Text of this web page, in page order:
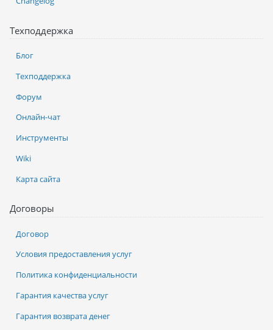
Техподдержка
Блог
Техподдержка
Форум
Онлайн-чат
Инструменты
Wiki
Карта сайта
Договоры
Договор
Условия предоставления услуг
Политика конфиденциальности
Гарантия качества услуг
Гарантия возврата денег